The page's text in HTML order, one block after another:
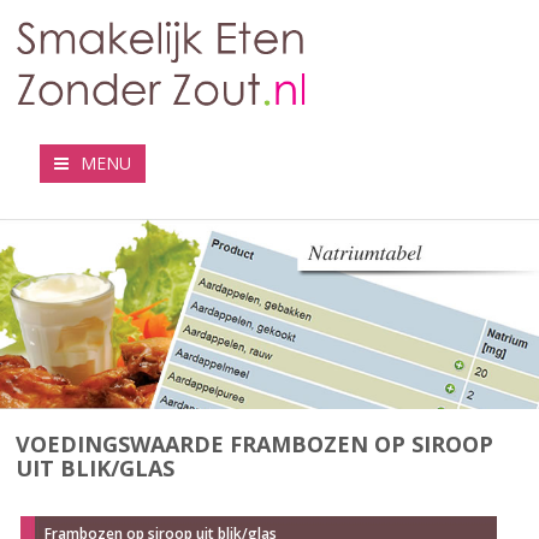
MENU
VOEDINGSWAARDE FRAMBOZEN OP SIROOP
UIT BLIK/GLAS
Frambozen op siroop uit blik/glas